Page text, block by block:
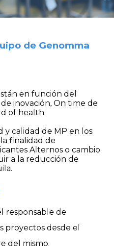
de Genomma
en función del
inovación, On time de
of health.
y calidad de MP en los
finalidad de
Alternos o cambio
a la reducción de
responsable de
proyectos desde el
del mismo.